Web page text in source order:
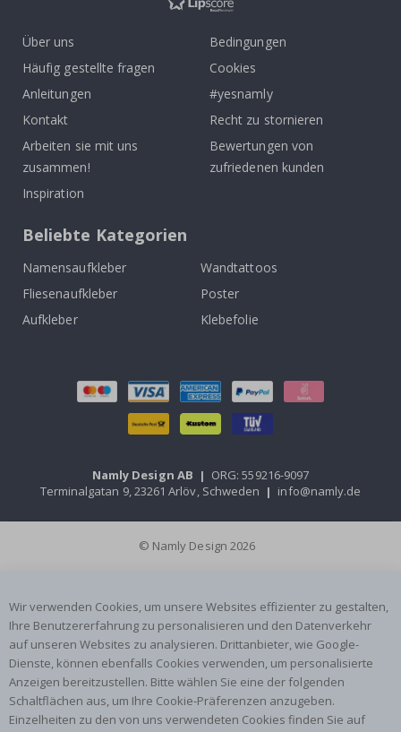
Über uns
Häufig gestellte fragen
Anleitungen
Kontakt
Arbeiten sie mit uns
zusammen!
Inspiration
Bedingungen
Cookies
#yesnamly
Recht zu stornieren
Bewertungen von
zufriedenen kunden
Beliebte Kategorien
Namensaufkleber
Wandtattoos
Fliesenaufkleber
Poster
Aufkleber
Klebefolie
Namly Design AB | ORG: 559216-9097
Terminalgatan 9, 23261 Arlöv, Schweden | info@namly.de
© Namly Design 2026
Wir verwenden Cookies, um unsere Websites effizienter zu gestalten,
Ihre Benutzererfahrung zu personalisieren und den Datenverkehr
auf unseren Websites zu analysieren. Drittanbieter, wie Google-
Dienste, können ebenfalls Cookies verwenden, um personalisierte
Anzeigen bereitzustellen. Bitte wählen Sie eine der folgenden
Schaltflächen aus, um Ihre Cookie-Präferenzen anzugeben.
Einzelheiten zu den von uns verwendeten Cookies finden Sie auf